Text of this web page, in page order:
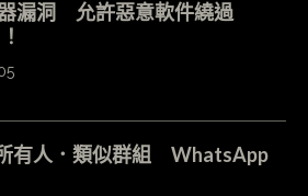
漏洞 允許惡意軟件繞過
有人．類似群組 WhatsApp